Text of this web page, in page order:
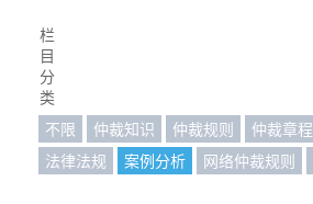
栏
目
分
类
不限 仲裁知识 仲裁规则 仲裁章程
法律法规
案例分析 网络仲裁规则